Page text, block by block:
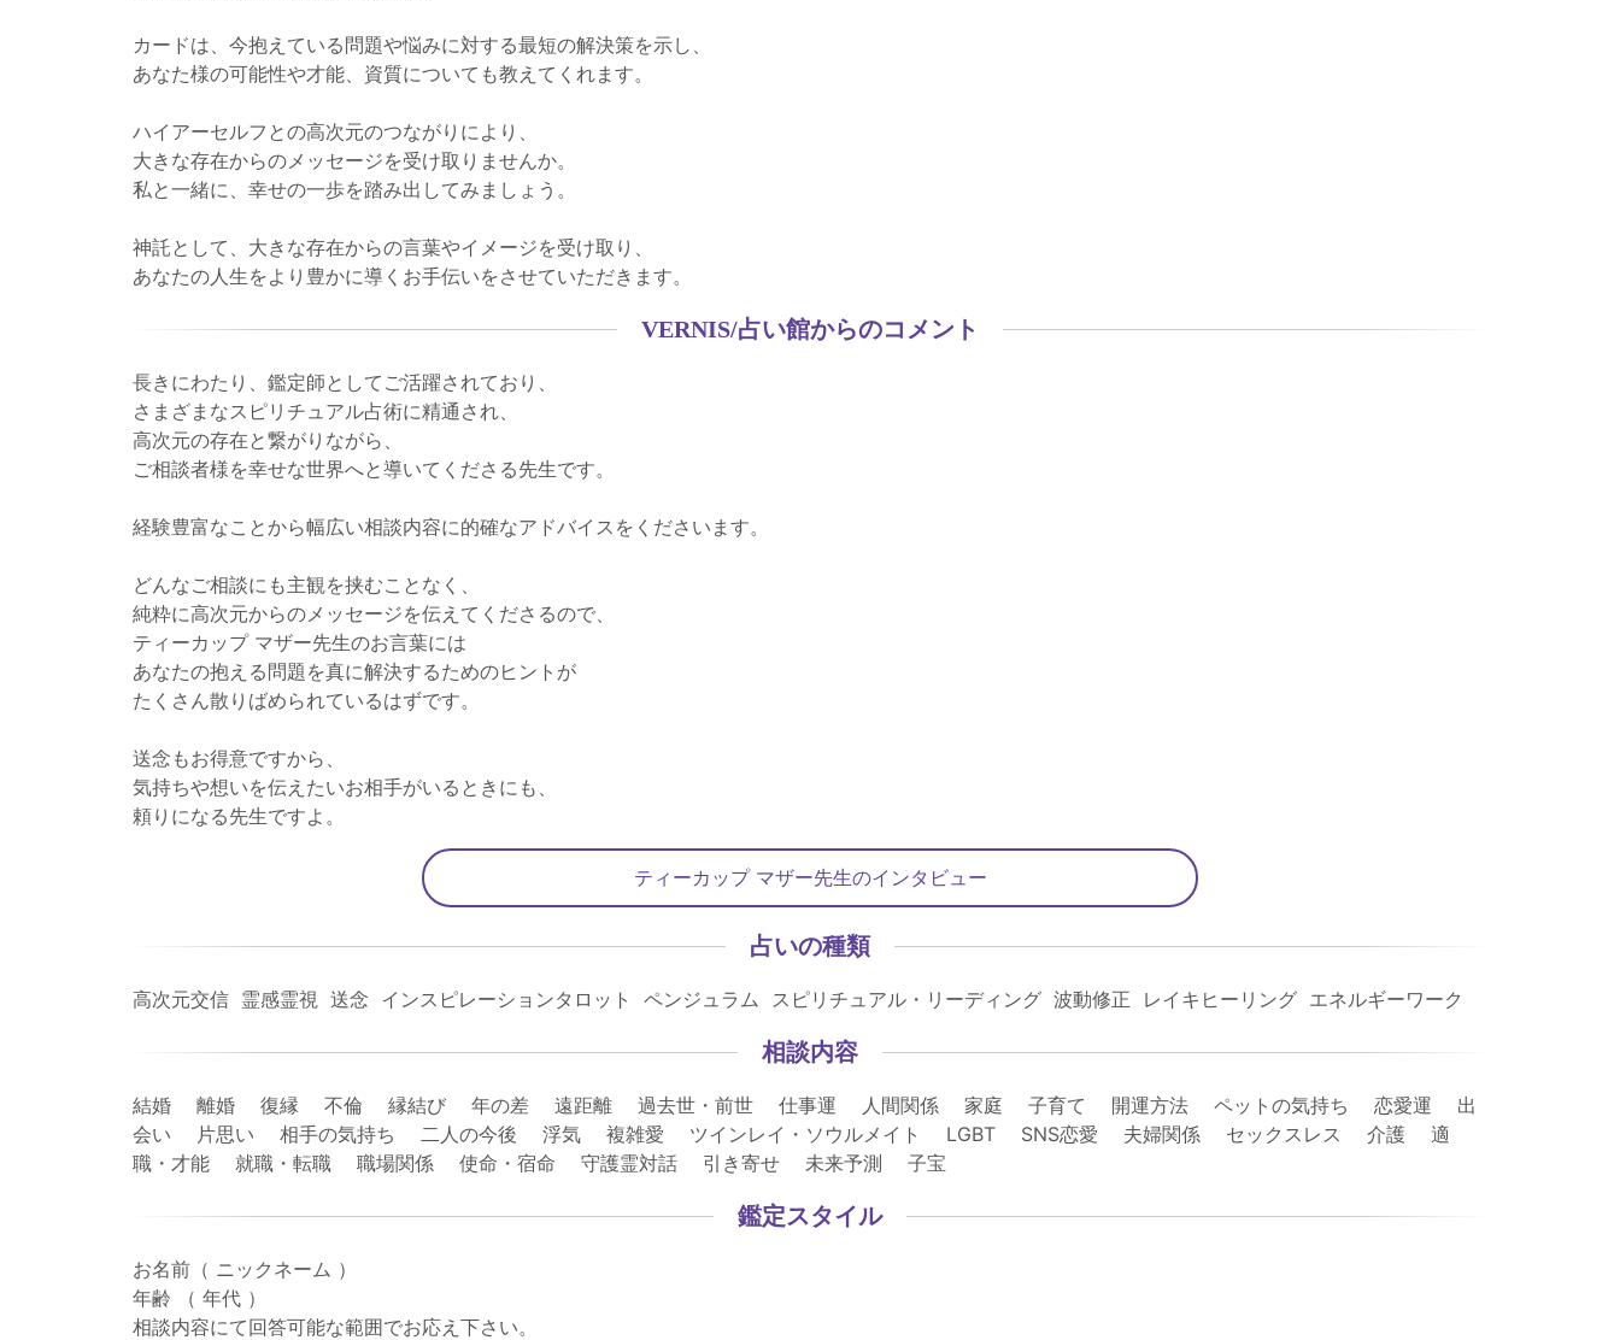
カードは、今抱えている問題や悩みに対する最短の解決策を示し、
あなた様の可能性や才能、資質についても教えてくれます。
ハイアーセルフとの高次元のつながりにより、
大きな存在からのメッセージを受け取りませんか。
私と一緒に、幸せの一歩を踏み出してみましょう。
神託として、大きな存在からの言葉やイメージを受け取り、
あなたの人生をより豊かに導くお手伝いをさせていただきます。
VERNIS/占い館からのコメント
長きにわたり、鑑定師としてご活躍されており、
さまざまなスピリチュアル占術に精通され、
高次元の存在と繋がりながら、
ご相談者様を幸せな世界へと導いてくださる先生です。
経験豊富なことから幅広い相談内容に的確なアドバイスをくださいます。
どんなご相談にも主観を挟むことなく、
純粋に高次元からのメッセージを伝えてくださるので、
ティーカップ マザー先生のお言葉には
あなたの抱える問題を真に解決するためのヒントが
たくさん散りばめられているはずです。
送念もお得意ですから、
気持ちや想いを伝えたいお相手がいるときにも、
頼りになる先生ですよ。
ティーカップ マザー先生のインタビュー
占いの種類
高次元交信 霊感霊視 送念 インスピレーションタロット ペンジュラム スピリチュアル・リーディング 波動修正 レイキヒーリング エネルギーワーク
相談内容
結婚 離婚 復縁 不倫 縁結び 年の差 遠距離 過去世・前世 仕事運 人間関係 家庭 子育て 開運方法 ペットの気持ち 恋愛運 出
会い 片思い 相手の気持ち 二人の今後 浮気 複雑愛 ツインレイ・ソウルメイト LGBT SNS恋愛 夫婦関係 セックスレス 介護 適
職・才能 就職・転職 職場関係 使命・宿命 守護霊対話 引き寄せ 未来予測 子宝
鑑定スタイル
お名前（ ニックネーム ）
年齢 （ 年代 ）
相談内容にて回答可能な範囲でお応え下さい。